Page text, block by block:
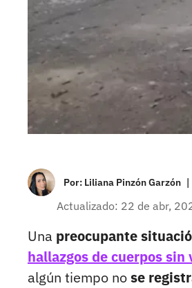
Por: Liliana Pinzón Garzón |
Actualizado: 22 de abr,
Una preocupante
hallazgos de cuerpos sin
algún tiempo nose